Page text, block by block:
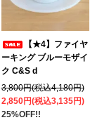
【★4】ファイヤ
ーキング ブルーモザイ
ク C&S d
3,800円(税込4,180円)
2,850円(税込3,135円)
25%OFF!!